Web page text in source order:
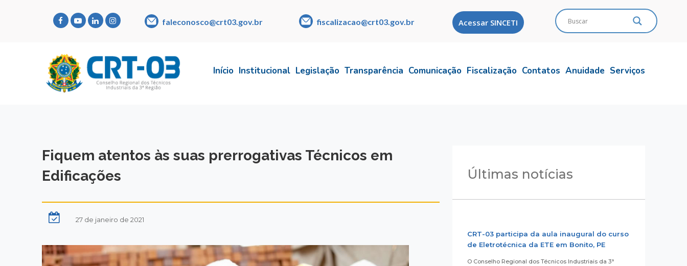
faleconosco@crt03.gov.br fiscalizacao@crt03.gov.br Acessar SINCETI
Início Institucional Legislação Transparência Comunicação Fiscalização Contatos Anuidade Serviços
Fiquem atentos às suas prerrogativas Técnicos em
Edificações
27 de janeiro de 2021
Últimas notícias
CRT-03 participa da aula inaugural do curso
de Eletrotécnica da ETE em Bonito, PE
O Conselho Regional dos Técnicos Industriais da 3ª